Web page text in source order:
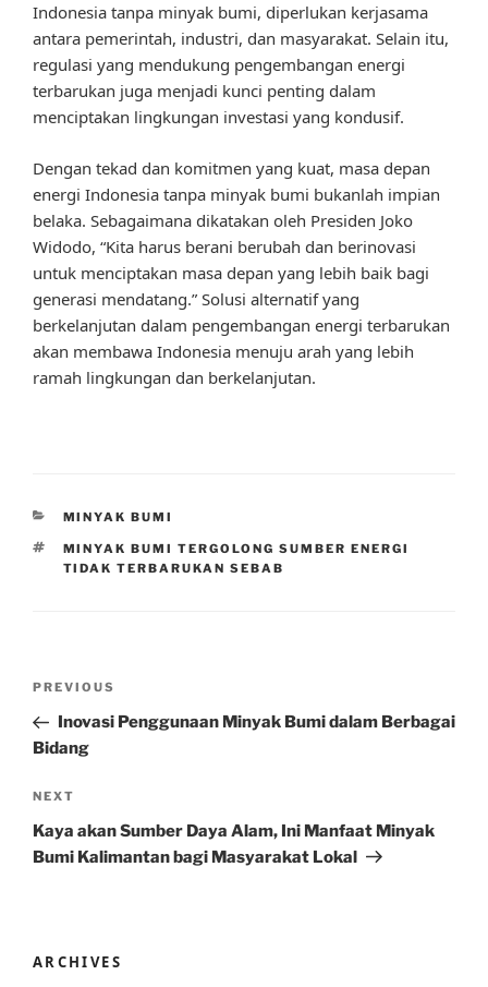
Indonesia tanpa minyak bumi, diperlukan kerjasama
antara pemerintah, industri, dan masyarakat. Selain itu,
regulasi yang mendukung pengembangan energi
terbarukan juga menjadi kunci penting dalam
menciptakan lingkungan investasi yang kondusif.
Dengan tekad dan komitmen yang kuat, masa depan
energi Indonesia tanpa minyak bumi bukanlah impian
belaka. Sebagaimana dikatakan oleh Presiden Joko
Widodo, “Kita harus berani berubah dan berinovasi
untuk menciptakan masa depan yang lebih baik bagi
generasi mendatang.” Solusi alternatif yang
berkelanjutan dalam pengembangan energi terbarukan
akan membawa Indonesia menuju arah yang lebih
ramah lingkungan dan berkelanjutan.
CATEGORIES
MINYAK BUMI
TAGS
MINYAK BUMI TERGOLONG SUMBER ENERGI
TIDAK TERBARUKAN SEBAB
Previous
Post
PREVIOUS
Inovasi Penggunaan Minyak Bumi dalam Berbagai
Bidang
Next
Post
NEXT
Kaya akan Sumber Daya Alam, Ini Manfaat Minyak
Bumi Kalimantan bagi Masyarakat Lokal
ARCHIVES